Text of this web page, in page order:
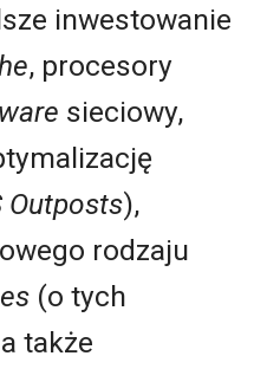
inwestowanie
, procesory
sieciowy,
Outposts),
rodzaju
(o tych
także